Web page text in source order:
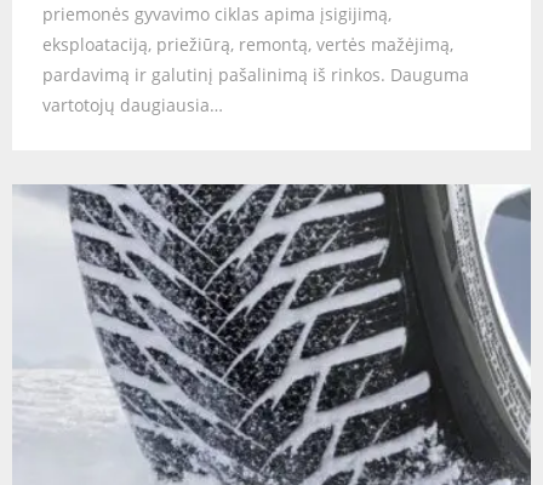
priemonės gyvavimo ciklas apima įsigijimą,
eksploataciją, priežiūrą, remontą, vertės mažėjimą,
pardavimą ir galutinį pašalinimą iš rinkos. Dauguma
vartotojų daugiausia…